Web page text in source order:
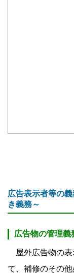
広告表示者等の
き義務～
広告物の管理義
屋外広告物の表
て、補修のその